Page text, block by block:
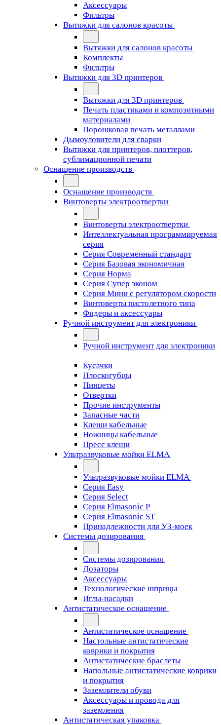
Аксессуары
Фильтры
Вытяжки для салонов красоты
Вытяжки для салонов красоты
Комплекты
Фильтры
Вытяжки для 3D принтеров
Вытяжки для 3D принтеров
Печать пластиками и композитными
материалами
Порошковая печать металлами
Дымоуловители для сварки
Вытяжки для принтеров, плоттеров,
сублимационной печати
Оснащение производств
Оснащение производств
Винтоверты электроотвертки
Винтоверты электроотвертки
Интеллектуальная программируемая
серия
Серия Современный стандарт
Серия Базовая экономичная
Серия Норма
Серия Cупер эконом
Серия Мини с регулятором скорости
Винтоверты пистолетного типа
Фидеры и аксессуары
Ручной инструмент для электроники
Ручной инструмент для электроники
Кусачки
Плоскогубцы
Пинцеты
Отвертки
Прочие инструменты
Запасные части
Клещи кабельные
Ножницы кабельные
Пресс клещи
Ультразвуковые мойки ELMA
Ультразвуковые мойки ELMA
Серия Easy
Серия Select
Серия Elmasonic P
Серия Elmasonic ST
Принадлежности для УЗ-моек
Системы дозирования
Системы дозирования
Дозаторы
Аксессуары
Технологические шприцы
Иглы-насадки
Антистатическое оснащение
Антистатическое оснащение
Настольные антистатические
коврики и покрытия
Антистатические браслеты
Напольные антистатические коврики
и покрытия
Заземлители обуви
Аксессуары и провода для
заземления
Антистатическая упаковка